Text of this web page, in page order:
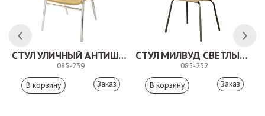
СТУЛ УЛИЧНЫЙ АНТИШОН
085-239
Заказ
СТУЛ МИЛВУД СВЕТЛЫЙ ШЕЛК
085-232
Заказ